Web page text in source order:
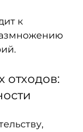
к
отходов: